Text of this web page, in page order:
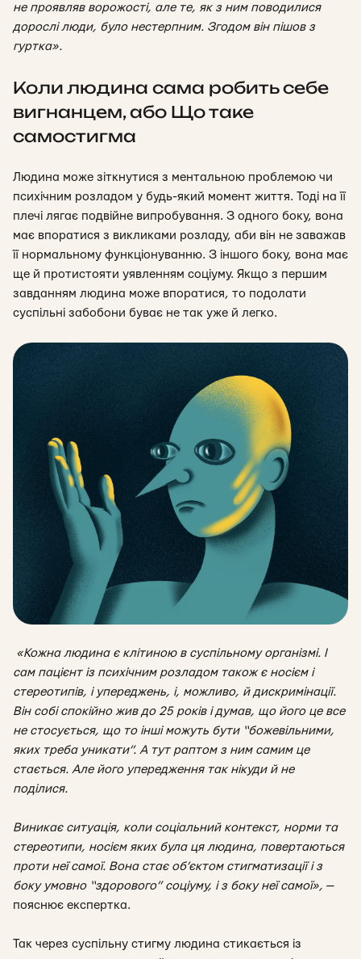
не проявляв ворожості, але те, як з ним поводилися
дорослі люди, було нестерпним. Згодом він пішов з
гуртка».
Коли людина сама робить себе
вигнанцем,або Що таке
самостигма
Людина може зіткнутися з ментальною проблемою чи
психічним розладом у будь-який момент життя. Тоді на її
плечі лягає подвійне випробування. З одного боку, вона
має впоратися з викликами розладу, аби він не заважав
її нормальному функціонуванню. З іншого боку, вона має
ще й протистояти уявленням соціуму. Якщо з першим
завданням людина може впоратися, то подолати
суспільні забобони буває не так уже й легко.
«Кожна людина є клітиною в суспільному організмі. І
сам пацієнт із психічним розладом також є носієм і
стереотипів, і упереджень, і, можливо, й дискримінації.
Він собі спокійно жив до 25 років і думав, що його це все
не стосується, що то інші можуть бути “божевільними,
яких треба уникати”. А тут раптом з ним самим це
стається. Але його упередження так нікуди й не
поділися.
Виникає ситуація, коли соціальний контекст, норми та
стереотипи, носієм яких була ця людина, повертаються
проти неї самої. Вона стає об’єктом стигматизації і з
боку умовно “здорового” соціуму, і з боку неї самої», —
пояснює експертка.
Так через суспільну стигму людина стикається із